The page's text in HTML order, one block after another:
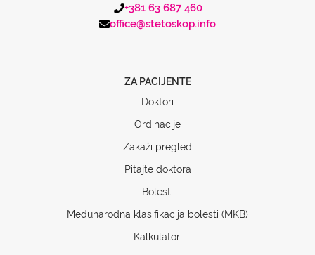
+381 63 687 460
office@stetoskop.info
ZA PACIJENTE
Doktori
Ordinacije
Zakaži pregled
Pitajte doktora
Bolesti
Međunarodna klasifikacija bolesti (MKB)
Kalkulatori